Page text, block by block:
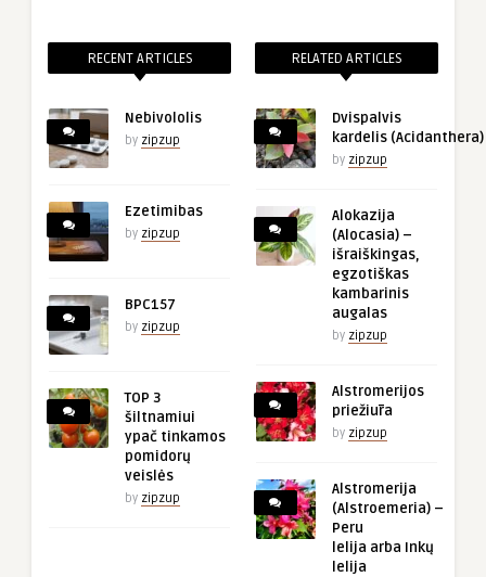
RECENT ARTICLES
Nebivololis
by zipzup
Ezetimibas
by zipzup
BPC157
by zipzup
TOP 3
šiltnamiui
ypač tinkamos
pomidorų
veislės
by zipzup
RELATED ARTICLES
Dvispalvis
kardelis (Acidanthera)
by zipzup
Alokazija
(Alocasia) –
išraiškingas,
egzotiškas
kambarinis
augalas
by zipzup
Alstromerijos
priežiūra
by zipzup
Alstromerija
(Alstroemeria) –
Peru
lelija arba Inkų
lelija